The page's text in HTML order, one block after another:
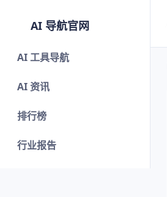
AI 导航官网
AI 工具导航
AI 资讯
排行榜
行业报告